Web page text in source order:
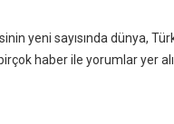
yeni sayısında dünya,
haber ile yorumlar yer